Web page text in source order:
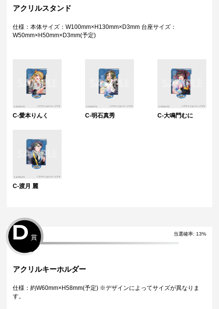
アクリルスタンド
仕様：本体サイズ：W100mm×H130mm×D3mm 台座サイズ：
W50mm×H50mm×D3mm(予定)
C-愛本りんく C-明石真秀 C-大鳴門むに
C-渡月 麗
当選確率: 13%
D 賞
アクリルキーホルダー
仕様：約W60mm×H58mm(予定) ※デザインによってサイズが異なりま
す。